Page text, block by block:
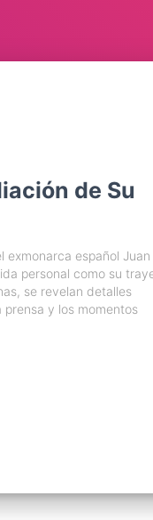
de Su
exmonarca español Juan
personal como su
se revelan detalles
y los momentos